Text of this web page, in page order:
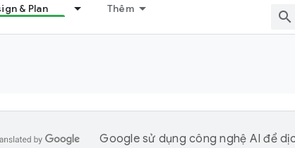
& Plan Thêm
Google sử dụng công nghệ AI để